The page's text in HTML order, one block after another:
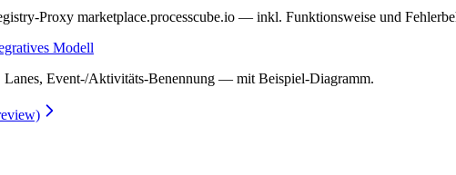
Proxy marketplace.processcube.io — inkl. Funktionsweise und
Modell
Event-/Aktivitäts-Benennung — mit Beispiel-Diagramm.